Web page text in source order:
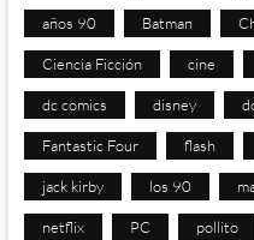
años 90 Batman
Ciencia Ficción cine
dc comics disney
Fantastic Four flash
jack kirby los 90
netflix PC pollito